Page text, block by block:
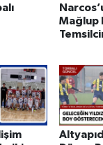
Mağlup